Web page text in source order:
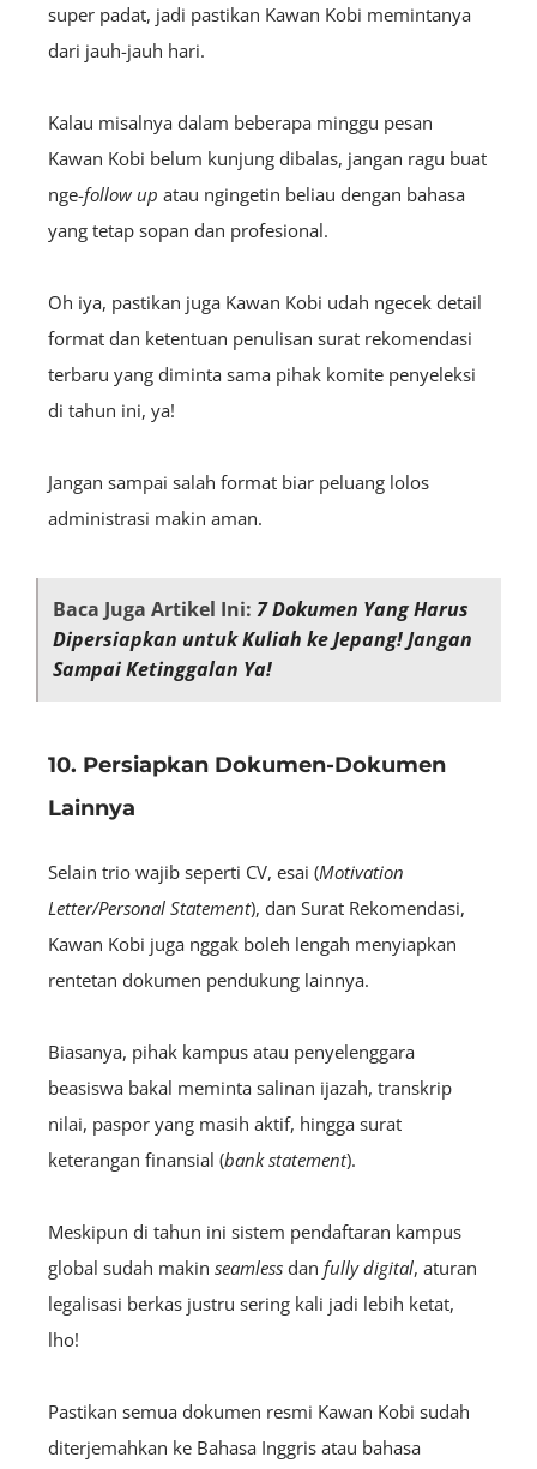
super padat, jadi pastikan Kawan Kobi memintanya
dari jauh-jauh hari.
Kalau misalnya dalam beberapa minggu pesan
Kawan Kobi belum kunjung dibalas, jangan ragu buat
nge-follow up atau ngingetin beliau dengan bahasa
yang tetap sopan dan profesional.
Oh iya, pastikan juga Kawan Kobi udah ngecek detail
format dan ketentuan penulisan surat rekomendasi
terbaru yang diminta sama pihak komite penyeleksi
di tahun ini, ya!
Jangan sampai salah format biar peluang lolos
administrasi makin aman.
Baca Juga Artikel Ini: 7 Dokumen Yang Harus
Dipersiapkan untuk Kuliah ke Jepang! Jangan
Sampai Ketinggalan Ya!
10. Persiapkan Dokumen-Dokumen
Lainnya
Selain trio wajib seperti CV, esai (Motivation
Letter/Personal Statement), dan Surat Rekomendasi,
Kawan Kobi juga nggak boleh lengah menyiapkan
rentetan dokumen pendukung lainnya.
Biasanya, pihak kampus atau penyelenggara
beasiswa bakal meminta salinan ijazah, transkrip
nilai, paspor yang masih aktif, hingga surat
keterangan finansial (bank statement).
Meskipun di tahun ini sistem pendaftaran kampus
global sudah makin seamless dan fully digital, aturan
legalisasi berkas justru sering kali jadi lebih ketat,
lho!
Pastikan semua dokumen resmi Kawan Kobi sudah
diterjemahkan ke Bahasa Inggris atau bahasa